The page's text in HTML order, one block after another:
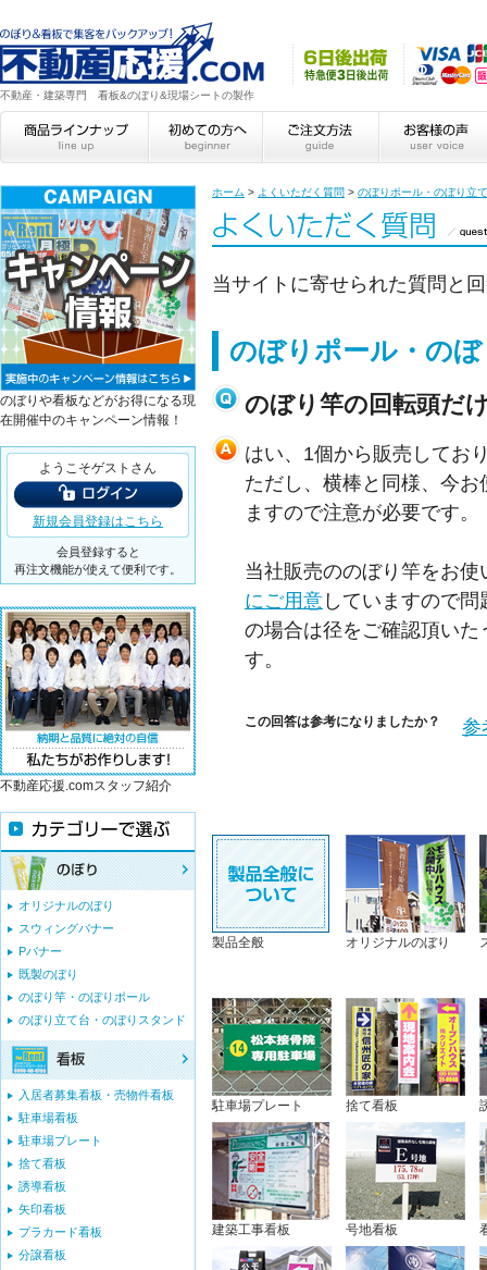
不動産・建築専門 看板&のぼり&現場シートの製作
ホーム > よくいただく質問 > のぼりポール・のぼり立
当サイトに寄せられた質問と
のぼりポール・の
のぼり竿の回転頭だ
はい、1個から販売してお
ただし、横棒と同様、今
ますので注意が必要です。
当社販売ののぼり竿をお
にご用意していますので
の場合は径をご確認頂い
す。
この回答は参考になりましたか？ 参
製品全般 オリジナルのぼり
駐車場プレート 捨て看板
建築工事看板 号地看板
のぼりや看板などがお得になる現
在開催中のキャンペーン情報！
ようこそゲストさん
新規会員登録はこちら
会員登録すると
再注文機能が使えて便利です。
不動産応援.comスタッフ紹介
オリジナルのぼり
スウィングバナー
Pバナー
既製のぼり
のぼり竿・のぼりポール
のぼり立て台・のぼりスタンド
入居者募集看板・売物件看板
駐車場看板
駐車場プレート
捨て看板
誘導看板
矢印看板
プラカード看板
分譲看板